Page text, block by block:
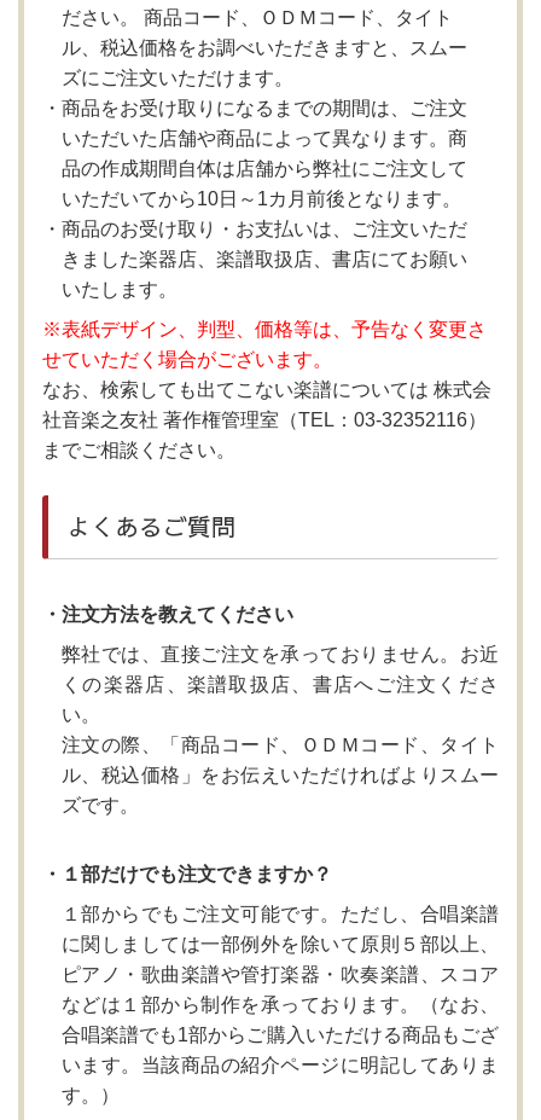
ださい。 商品コード、ＯＤＭコード、タイト
ル、税込価格をお調べいただきますと、スムー
ズにご注文いただけます。
商品をお受け取りになるまでの期間は、ご注文
いただいた店舗や商品によって異なります。商
品の作成期間自体は店舗から弊社にご注文して
いただいてから10日～1カ月前後となります。
商品のお受け取り・お支払いは、ご注文いただ
きました楽器店、楽譜取扱店、書店にてお願い
いたします。
※表紙デザイン、判型、価格等は、予告なく変更さ
せていただく場合がございます。
なお、検索しても出てこない楽譜については 株式会
社音楽之友社 著作権管理室（TEL：03-32352116）
までご相談ください。
よくあるご質問
・注文方法を教えてください
弊社では、直接ご注文を承っておりません。お近
くの楽器店、楽譜取扱店、書店へご注文くださ
い。
注文の際、「商品コード、ＯＤＭコード、タイト
ル、税込価格」をお伝えいただければよりスムー
ズです。
・１部だけでも注文できますか？
１部からでもご注文可能です。ただし、合唱楽譜
に関しましては一部例外を除いて原則５部以上、
ピアノ・歌曲楽譜や管打楽器・吹奏楽譜、スコア
などは１部から制作を承っております。（なお、
合唱楽譜でも1部からご購入いただける商品もござ
います。当該商品の紹介ページに明記してありま
す。）